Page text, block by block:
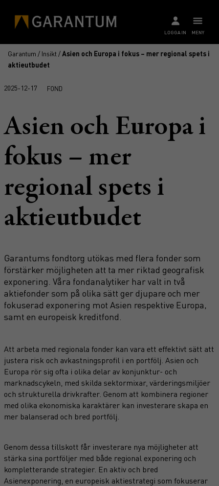
MENY
LOGGA IN
Garantum / Insikt /Asien och Europa i fokus – mer regional spets i
aktieutbudet
2025-12-17 FOND
Asien och Europa i
fokus – mer
regional spets i
aktieutbudet
Garantums fondtorg utökas med flera fonder som
förstärker möjligheten att ta mer riktad geografisk
exponering. Våra fondanalytiker har valt in två
aktiefonder som på olika sätt ger djupare och mer
fokuserad exponering mot Asien respektive Europa,
samt en europeisk kreditfond.
Att arbeta med regionala fonder kan vara ett effektivt sätt att
justera risk och avkastningsprofil i en portfölj. Asien och
Europa rör sig ofta i olika delar av konjunktur- och
marknadscykeln, med skilda sektormixar, värderingsmiljöer
och strukturella drivkrafter. Genom att kombinera regioner
med olika ekonomiska karaktärer kan investerare skapa en
mer balanserad och bred portfölj.
Genom dessa tillskott får investerare nya möjligheter att
stärka sina portföljer med både regional exponering och
kompletterande strategier. En aktiv och bred
Asienexponering, en europeisk aktiestrategi som fokuserar